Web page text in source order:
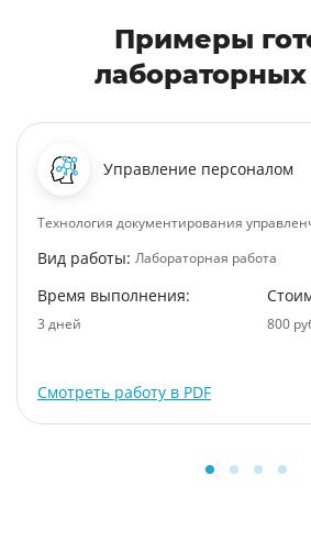
Примеры
лабораторных
Управление персоналом
Технология документирования
Вид работы: Лабораторная работа
Время выполнения:
3 дней 800
Смотреть работу в PDF